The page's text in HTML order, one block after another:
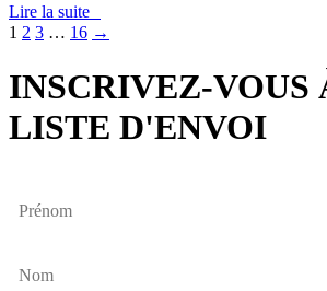
Lire la suite
1 2 3 … 16 →
INSCRIVEZ-VOUS
LISTE D'ENVOI